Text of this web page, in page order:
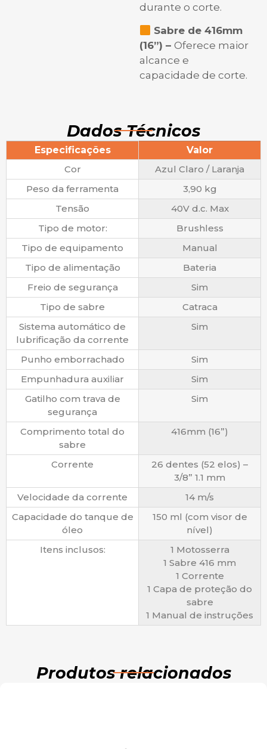
durante o corte.
Sabre de 416mm
(16”) – Oferece maior
alcance e
capacidade de corte.
Dados Técnicos
Especificações
Valor
Cor
Azul Claro / Laranja
Peso da ferramenta
3,90 kg
Tensão
40V d.c. Max
Tipo de motor:
Brushless
Tipo de equipamento
Manual
Tipo de alimentação
Bateria
Freio de segurança
Sim
Tipo de sabre
Catraca
Sistema automático de
lubrificação da corrente
Sim
Punho emborrachado
Sim
Empunhadura auxiliar
Sim
Gatilho com trava de
segurança
Sim
Comprimento total do
sabre
416mm (16”)
Corrente
26 dentes (52 elos) –
3/8” 1.1 mm
Velocidade da corrente
14 m/s
Capacidade do tanque de
óleo
150 ml (com visor de
nível)
Itens inclusos:
1 Motosserra
1 Sabre 416 mm
1 Corrente
1 Capa de proteção do
sabre
1 Manual de instruções
Produtos relacionados